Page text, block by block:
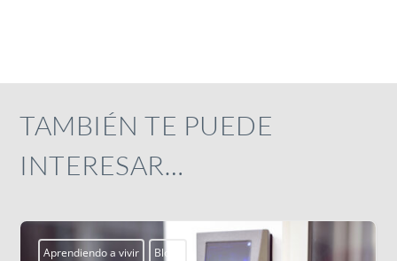
TAMBIÉN TE PUEDE
INTERESAR…
Actualidad Campobosco2026